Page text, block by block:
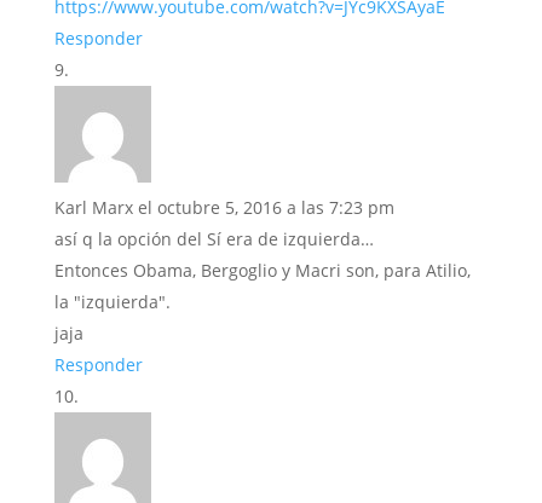
https://www.youtube.com/watch?v=JYc9KXSAyaE
Responder
Karl Marx el octubre 5, 2016 a las 7:23 pm
así q la opción del Sí era de izquierda…
Entonces Obama, Bergoglio y Macri son, para Atilio,
la "izquierda".
jaja
Responder